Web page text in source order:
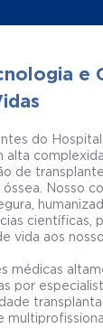
e
do
alta
de
Nosso
científicas,
vida aos
médicas
por